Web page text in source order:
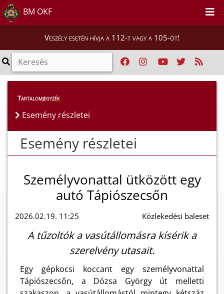
BM OKF
Veszély esetén hívja a 112-t vagy a 105-öt!
Esemény részletei
Tartalomjegyzék
Esemény részletei
Esemény részletei
Személyvonattal ütközött egy
autó Tápiószecsőn
2026.02.19. 11:25 Közlekedési baleset
A tűzoltók a vasútállomásra kísérik a
szerelvény utasait.
Egy gépkocsi koccant egy személyvonattal
Tápiószecsőn, a Dózsa György út melletti